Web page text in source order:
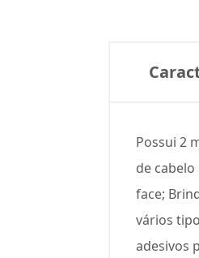
Possui 2
de
face;
vários
adesivos